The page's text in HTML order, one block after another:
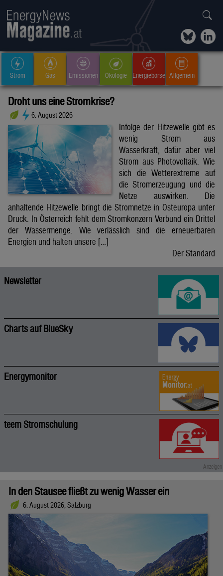
Strom Gas Emissionen Ökologie Energiebörse Allgemein
Droht uns eine Stromkrise?
6. August 2026
Infolge der Hitzewelle gibt es
wenig Strom aus
Wasserkraft, dafür aber viel
Strom aus Photovoltaik. Wie
sich die Wetterextreme auf
die Stromerzeugung und die
Netze auswirken. Die
anhaltende Hitzewelle bringt die Stromnetze in Osteuropa unter
Druck. In Österreich fehlt dem Stromkonzern Verbund ein Drittel
der Wassermenge. Wie verlässlich sind die erneuerbaren
Energien und halten unsere […]
Der Standard
Newsletter
Charts auf BlueSky
Energymonitor
teem Stromschulung
In den Stausee fließt zu wenig Wasser ein
6. August 2026, Salzburg